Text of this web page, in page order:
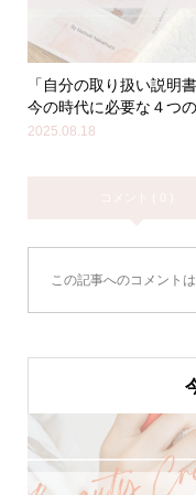
「自分の取り扱い説明
今の時代に必要な４つ
2025.08.18
この記事へのコメントは